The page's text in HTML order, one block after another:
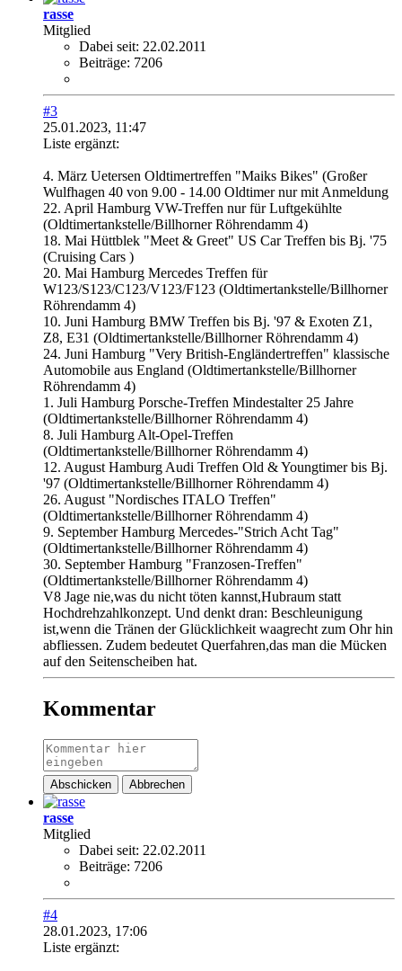
rasse
Mitglied
Dabei seit: 22.02.2011
Beiträge: 7206
#3
25.01.2023, 11:47
Liste ergänzt:
4. März Uetersen Oldtimertreffen "Maiks Bikes" (Großer
Wulfhagen 40 von 9.00 - 14.00 Oldtimer nur mit Anmeldung
22. April Hamburg VW-Treffen nur für Luftgekühlte
(Oldtimertankstelle/Billhorner Röhrendamm 4)
18. Mai Hüttblek "Meet & Greet" US Car Treffen bis Bj. '75
(Cruising Cars )
20. Mai Hamburg Mercedes Treffen für
W123/S123/C123/V123/F123 (Oldtimertankstelle/Billhorner
Röhrendamm 4)
10. Juni Hamburg BMW Treffen bis Bj. '97 & Exoten Z1,
Z8, E31 (Oldtimertankstelle/Billhorner Röhrendamm 4)
24. Juni Hamburg "Very British-Engländertreffen" klassische
Automobile aus England (Oldtimertankstelle/Billhorner
Röhrendamm 4)
1. Juli Hamburg Porsche-Treffen Mindestalter 25 Jahre
(Oldtimertankstelle/Billhorner Röhrendamm 4)
8. Juli Hamburg Alt-Opel-Treffen
(Oldtimertankstelle/Billhorner Röhrendamm 4)
12. August Hamburg Audi Treffen Old & Youngtimer bis Bj.
'97 (Oldtimertankstelle/Billhorner Röhrendamm 4)
26. August "Nordisches ITALO Treffen"
(Oldtimertankstelle/Billhorner Röhrendamm 4)
9. September Hamburg Mercedes-"Strich Acht Tag"
(Oldtimertankstelle/Billhorner Röhrendamm 4)
30. September Hamburg "Franzosen-Treffen"
(Oldtimertankstelle/Billhorner Röhrendamm 4)
V8 Jage nie,was du nicht töten kannst,Hubraum statt
Hochdrehzahlkonzept. Und denkt dran: Beschleunigung
ist,wenn die Tränen der Glücklichkeit waagrecht zum Ohr hin
abfliessen. Zudem bedeutet Querfahren,das man die Mücken
auf den Seitenscheiben hat.
Kommentar
Abschicken Abbrechen
rasse
Mitglied
Dabei seit: 22.02.2011
Beiträge: 7206
#4
28.01.2023, 17:06
Liste ergänzt: